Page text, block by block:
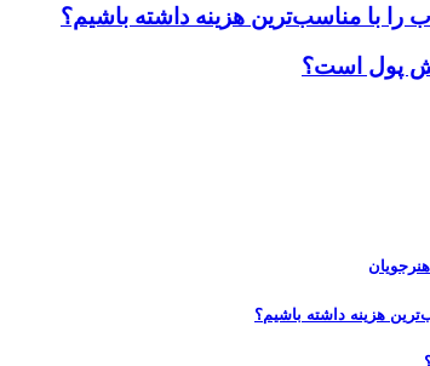
با مناسب‌ترین هزینه داشته باشیم؟
پول است؟
هزینه داشته باشیم؟